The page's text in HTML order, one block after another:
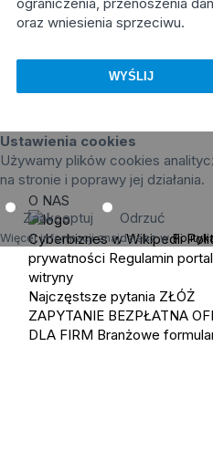
oraz wniesienia sprzeciwu.
Ustawienia cookies
Używamy plików cookies
na stronie i poprawy jej działania.
Zaakceptuj Odrzuć
Więcej informacji znajdziesz w
O NAS
Cyberbiznes w Wikipedii
prywatności Regulamin
witryny
Najczęstsze pytania ZŁÓŻ
ZAPYTANIE BEZPŁATNA
DLA FIRM Branżowe